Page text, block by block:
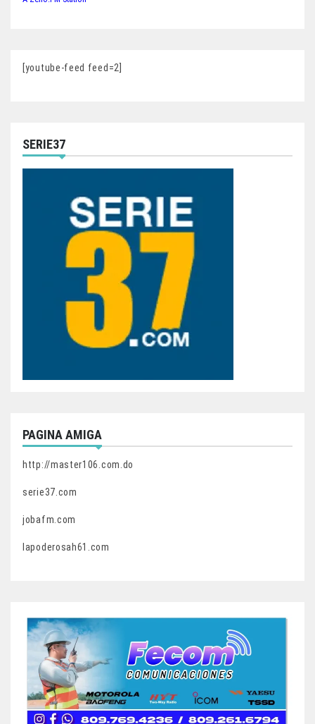
[youtube-feed feed=2]
SERIE37
PAGINA AMIGA
http://master106.com.do
serie37.com
jobafm.com
lapoderosah61.com